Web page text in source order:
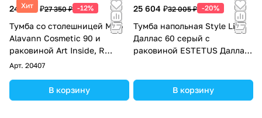
Хит
24 068 ₽27 350 ₽ -12%
Тумба со столешницей Мдф
Alavann Cosmetic 90 и
раковиной Art Inside, R
правая, корзина, под
Арт. 20407
В корзину
25 604 ₽32 005 ₽ -20%
Тумба напольная Style Line
Даллас 60 серый с
раковиной ESTETUS Даллас
В корзину